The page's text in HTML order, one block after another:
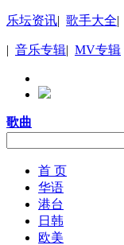
乐坛资讯| 歌手大全|
| 音乐专辑| MV专辑
歌曲
首 页
华语
港台
日韩
欧美